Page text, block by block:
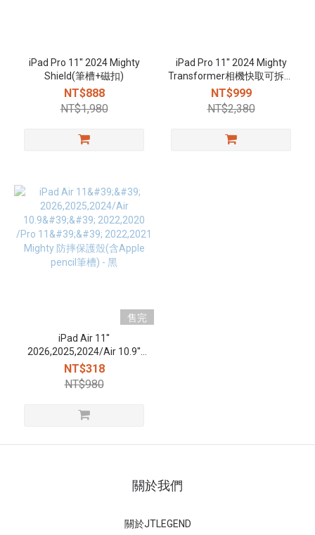
iPad Pro 11'' 2024 Mighty
Shield(筆槽+磁扣)
NT$888
NT$1,980
iPad Pro 11'' 2024 Mighty
Transformer相機快取可拆面
蓋防摔皮套(含Apple pencil
筆槽+磁扣) - 灰藍
NT$999
NT$2,380
售完
iPad Air 11''
2026,2025,2024/Air 10.9''
2022,2020 /Pro 11''
2022,2021 Mighty 防摔保護
殼(含Apple pencil筆槽) - 黑
NT$318
NT$980
關於我們
關於JTLEGEND